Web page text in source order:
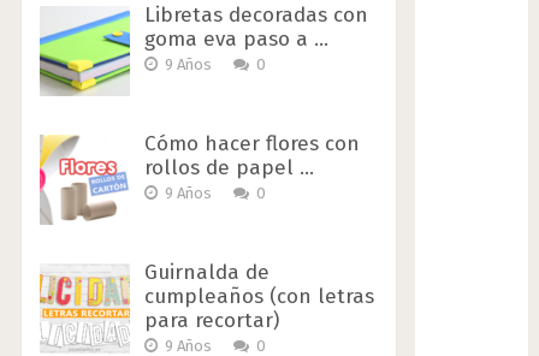
Libretas decoradas con
goma eva paso a …
9 Años 0
Cómo hacer flores con
rollos de papel …
9 Años 0
Guirnalda de
cumpleaños (con letras
para recortar)
9 Años 0